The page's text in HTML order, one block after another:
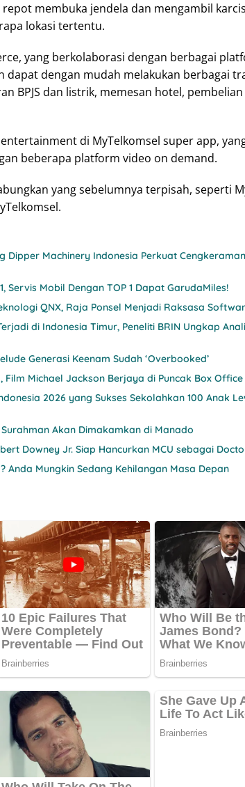
membuka jendela dan mengambil
lokasi tertentu.
yang berkolaborasi dengan berbagai
dapat dengan mudah melakukan berbagai
BPJS dan listrik, memesan hotel,
di MyTelkomsel super app,
beberapa platform video on demand.
yang sebelumnya terpisah, seperti
Dipper Machinery Indonesia Perkuat
Servis Mobil Dengan TOP 1 Dapat GarudaMiles!
QNX, Raja Ponsel Menjadi Raksasa
di Indonesia Timur, Peneliti BRIN Ungkap
Generasi Keenam Sudah ‘Overbooked’
Michael Jackson Berjaya di Puncak Box Office
2026 yang Sukses Sekolahkan 100 Anak
Akan Dimakamkan di Manado
Downey Jr. Siap Hancurkan MCU sebagai
Anda Mungkin Sedang Kehilangan Masa Depan